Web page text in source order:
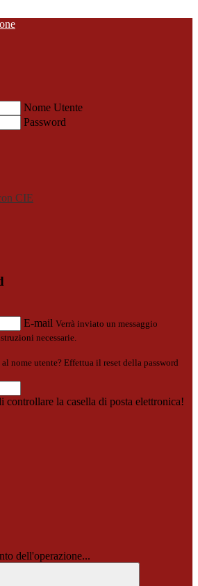
Nome Utente
Password
CIE
E-mail Verrà inviato un messaggio
necessarie.
nome utente? Effettua il reset della password
controllare la casella di posta elettronica!
dell'operazione...